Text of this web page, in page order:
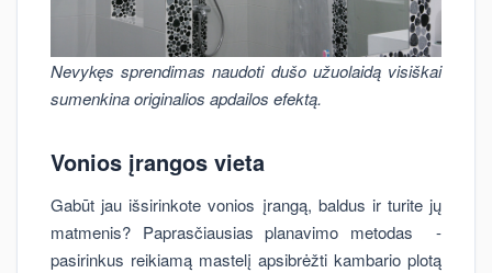
Nevykęs sprendimas naudoti dušo užuolaidą visiškai
sumenkina originalios apdailos efektą.
Vonios įrangos vieta
Gabūt jau išsirinkote vonios įrangą, baldus ir turite jų
matmenis? Paprasčiausias planavimo metodas -
pasirinkus reikiamą mastelį apsibrėžti kambario plotą